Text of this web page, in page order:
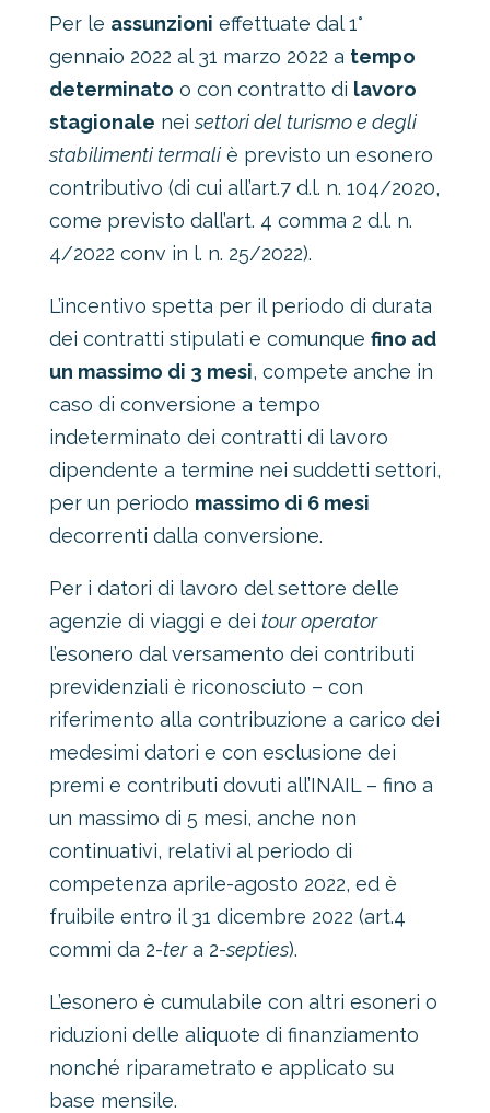
Per le assunzioni effettuate dal 1°
gennaio 2022 al 31 marzo 2022 a tempo
determinato o con contratto di lavoro
stagionale neisettori del turismo e degli
stabilimenti termaliè previsto un esonero
contributivo (di cui all’art.7 d.l. n. 104/2020,
come previsto dall’art. 4 comma 2 d.l. n.
4/2022 conv in l. n. 25/2022).
L’incentivo spetta per il periodo di durata
dei contratti stipulati e comunque fino ad
un massimo di 3 mesi, compete anche in
caso di conversione a tempo
indeterminato dei contratti di lavoro
dipendente a termine nei suddetti settori,
per un periodo massimo di 6 mesi
decorrenti dalla conversione.
Per i datori di lavoro del settore delle
agenzie di viaggi e dei tour operator
l’esonero dal versamento dei contributi
previdenziali è riconosciuto – con
riferimento alla contribuzione a carico dei
medesimi datori e con esclusione dei
premi e contributi dovuti all’INAIL – fino a
un massimo di 5 mesi, anche non
continuativi, relativi al periodo di
competenza aprile-agosto 2022, ed è
fruibile entro il 31 dicembre 2022 (art.4
commi da 2-tera 2-septies).
L’esonero è cumulabile con altri esoneri o
riduzioni delle aliquote di finanziamento
nonché riparametrato e applicato su
base mensile.